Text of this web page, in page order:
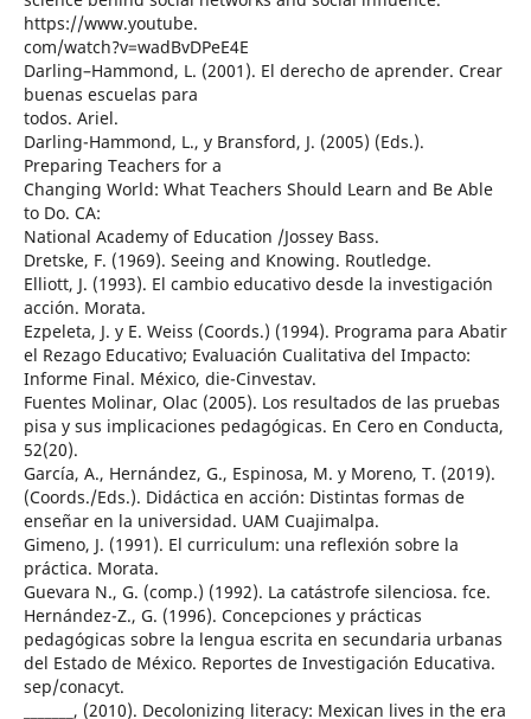
https://www.youtube.
com/watch?v=wadBvDPeE4E
Darling–Hammond, L. (2001). El derecho de aprender. Crear
buenas escuelas para
todos. Ariel.
Darling-Hammond, L., y Bransford, J. (2005) (Eds.).
Preparing Teachers for a
Changing World: What Teachers Should Learn and Be Able
to Do. CA:
National Academy of Education /Jossey Bass.
Dretske, F. (1969). Seeing and Knowing. Routledge.
Elliott, J. (1993). El cambio educativo desde la investigación
acción. Morata.
Ezpeleta, J. y E. Weiss (Coords.) (1994). Programa para Abatir
el Rezago Educativo; Evaluación Cualitativa del Impacto:
Informe Final. México, die-Cinvestav.
Fuentes Molinar, Olac (2005). Los resultados de las pruebas
pisa y sus implicaciones pedagógicas. En Cero en Conducta,
52(20).
García, A., Hernández, G., Espinosa, M. y Moreno, T. (2019).
(Coords./Eds.). Didáctica en acción: Distintas formas de
enseñar en la universidad. UAM Cuajimalpa.
Gimeno, J. (1991). El curriculum: una reflexión sobre la
práctica. Morata.
Guevara N., G. (comp.) (1992). La catástrofe silenciosa. fce.
Hernández-Z., G. (1996). Concepciones y prácticas
pedagógicas sobre la lengua escrita en secundaria urbanas
del Estado de México. Reportes de Investigación Educativa.
sep/conacyt.
_______, (2010). Decolonizing literacy: Mexican lives in the era